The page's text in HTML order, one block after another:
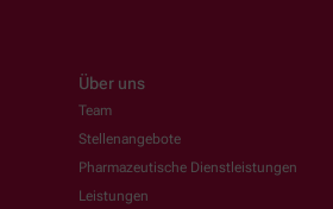
Über uns
Team
Stellenangebote
Pharmazeutische Dienstleistungen
Leistungen